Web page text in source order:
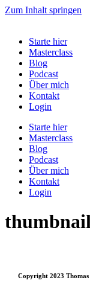
Zum Inhalt springen
Starte hier
Masterclass
Blog
Podcast
Über mich
Kontakt
Login
Starte hier
Masterclass
Blog
Podcast
Über mich
Kontakt
Login
Copyright 2023